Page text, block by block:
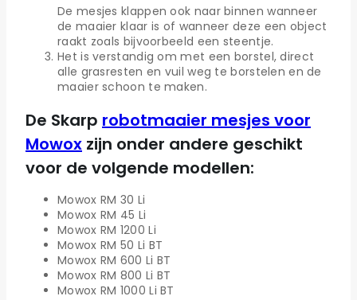
De mesjes klappen ook naar binnen wanneer
de maaier klaar is of wanneer deze een object
raakt zoals bijvoorbeeld een steentje.
Het is verstandig om met een borstel, direct
alle grasresten en vuil weg te borstelen en de
maaier schoon te maken.
De Skarp robotmaaier mesjes voor
Mowox zijn onder andere geschikt
voor de volgende modellen:
Mowox RM 30 Li
Mowox RM 45 Li
Mowox RM 1200 Li
Mowox RM 50 Li BT
Mowox RM 600 Li BT
Mowox RM 800 Li BT
Mowox RM 1000 Li BT